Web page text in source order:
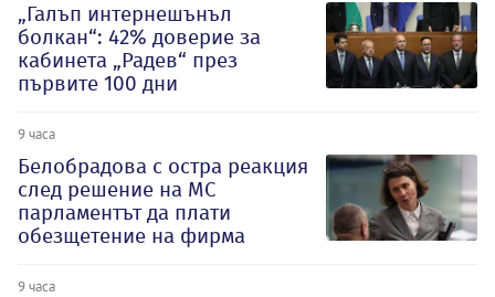
„Галъп интернешънъл
болкан“: 42% доверие за
кабинета „Радев“ през
първите 100 дни
9 часа
Белобрадова с остра реакция
след решение на МС
парламентът да плати
обезщетение на фирма
9 часа